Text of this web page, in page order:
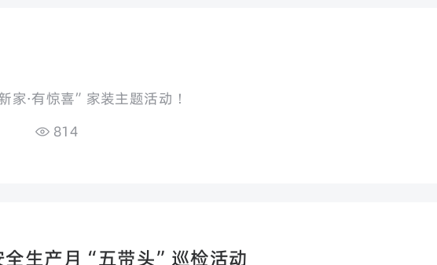
家·有惊喜”家装主题活动！
814
全生产月“五带头”巡检活动